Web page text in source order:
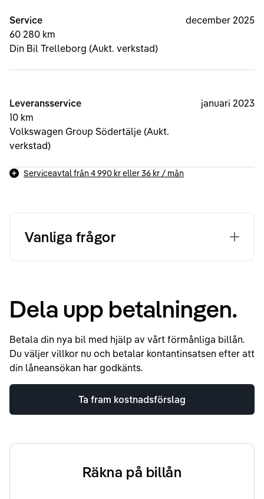
Service
60 280 km
Din Bil Trelleborg (Aukt. verkstad)
december 2025
Leveransservice
10 km
Volkswagen Group Södertälje (Aukt.
verkstad)
januari 2023
Serviceavtal från 4 990 kreller36 kr / mån
Vanliga frågor
Dela upp betalningen.
Betala din nya bil med hjälp av vårt förmånliga billån.
Du väljer villkor nu och betalar kontantinsatsen efter att
din låneansökan har godkänts.
Ta fram kostnadsförslag
Räkna på billån